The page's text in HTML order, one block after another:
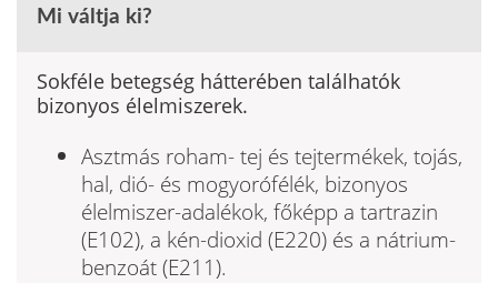
Mi váltja ki?
Sokféle betegség hátterében találhatók
bizonyos élelmiszerek.
Asztmás roham- tej és tejtermékek, tojás,
hal, dió- és mogyorófélék, bizonyos
élelmiszer-adalékok, főképp a tartrazin
(E102), a kén-dioxid (E220) és a nátrium-
benzoát (E211).